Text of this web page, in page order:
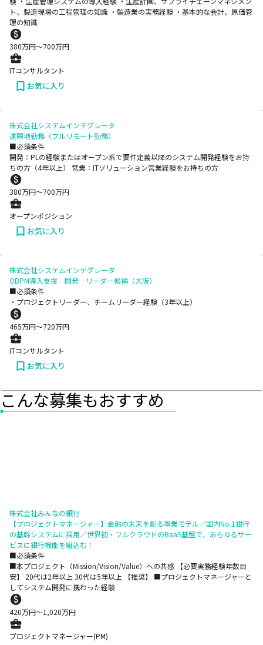
ト、製造現場の工程管理の知識 ・製造業の実務経験 ・基本的な会計、原価管
理の知識
380万円〜700万円
ITコンサルタント
お気に入り
株式会社システムインテグレータ
遠隔地勤務（フルリモート勤務）
■必須条件
開発：PLの経験またはオープン系で要件定義以降のシステム開発経験をお持
ちの方（4年以上） 営業：ITソリューション営業経験をお持ちの方
380万円〜700万円
オープンポジション
お気に入り
株式会社システムインテグレータ
OBPM導入支援 開発 リーダー候補（大阪）
■必須条件
・プロジェクトリーダー、チームリーダー経験（3年以上）
465万円〜720万円
ITコンサルタント
お気に入り
こんな募集もおすすめ
株式会社みんなの銀行
【プロジェクトマネージャー】金融の未来を創る事業モデル／国内No.1銀行
の基幹システムに採用／世界初・フルクラウドのBaaS基盤で、あらゆるサー
ビスに銀行機能を組込む！
■必須条件
■本プロジェクト（Mission/Vision/Value）への共感 【必要実務経験年数目
安】 20代は2年以上 30代は5年以上 【推奨】 ■プロジェクトマネージャーと
してシステム開発に携わった経験
420万円〜1,020万円
プロジェクトマネージャー(PM)